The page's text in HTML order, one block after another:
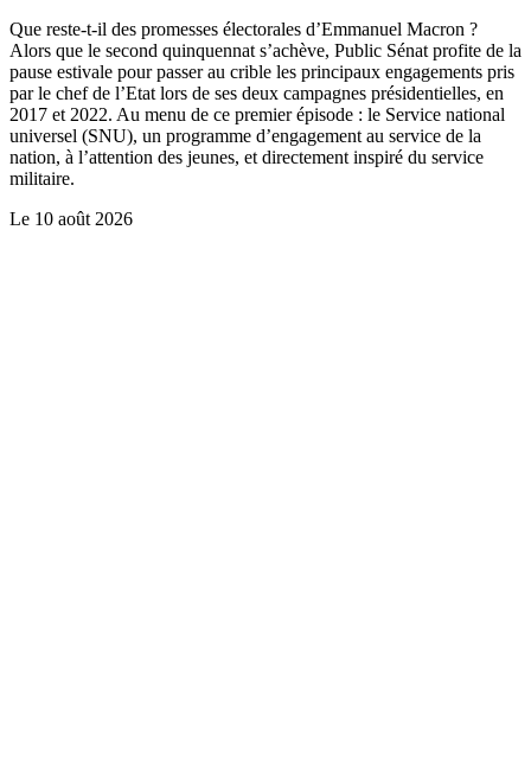
Que reste-t-il des promesses électorales d’Emmanuel Macron ?
Alors que le second quinquennat s’achève, Public Sénat profite de la
pause estivale pour passer au crible les principaux engagements pris
par le chef de l’Etat lors de ses deux campagnes présidentielles, en
2017 et 2022. Au menu de ce premier épisode : le Service national
universel (SNU), un programme d’engagement au service de la
nation, à l’attention des jeunes, et directement inspiré du service
militaire.
Le 10 août 2026